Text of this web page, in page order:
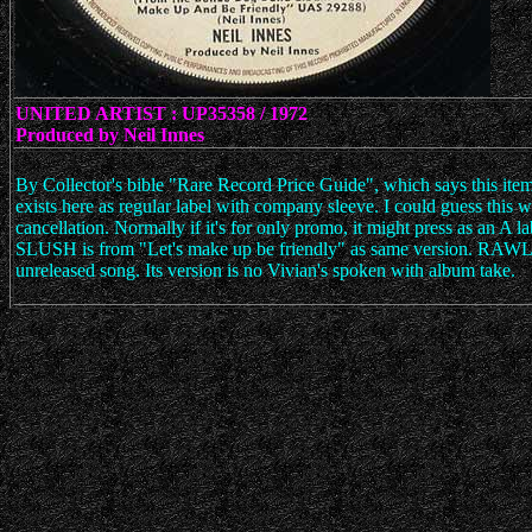
UNITED ARTIST : UP35358 / 1972
Produced by Neil Innes
By Collector's bible "Rare Record Price Guide", which says this
exists here as regular label with company sleeve. I could guess this
cancellation. Normally if it's for only promo, it might press as an A
SLUSH is from "Let's make up be friendly" as same version.
unreleased song. Its version is no Vivian's spoken with album take.